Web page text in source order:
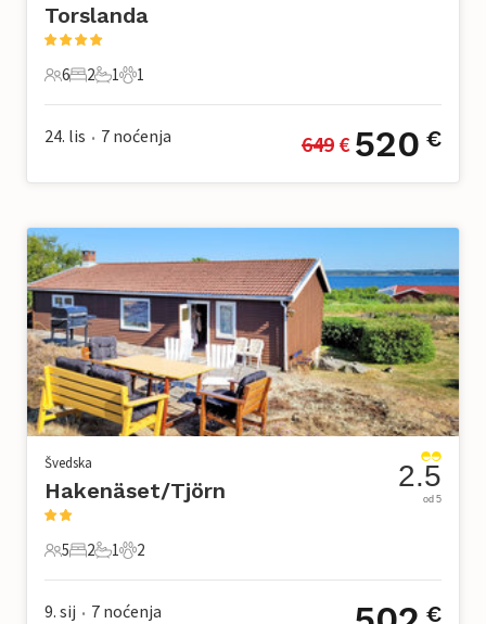
Torslanda
6 Gosti
6
2 Spavaće sobe
2
1 Kupaonica
1
1 Kućni ljubimac
1
24. lis • 7 noćenja 649 € 520 €
Švedska
Hakenäset/Tjörn
5 Gosti
5
2 Spavaće sobe
2
1 Kupaonica
1
2 Kućni ljubimac
2
2.5
od 5
9. sij • 7 noćenja €